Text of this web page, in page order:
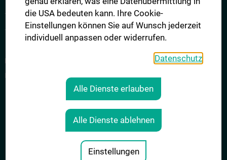
Testteilnahme und Testtag
Testergebnisse und Zulassung
FAQ - HÄUFIG GESTELLTE FRAGEN
FAQ
die USA bedeuten kann. Ihre Cookie-
Einstellungen können Sie auf Wunsch jederzeit
individuell anpassen oder widerrufen.
Datenschutz
Alle Dienste erlauben
Alle Dienste ablehnen
Einstellungen